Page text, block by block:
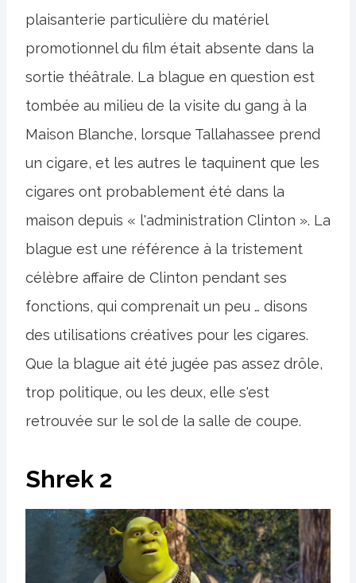
plaisanterie particulière du matériel
promotionnel du film était absente dans la
sortie théâtrale. La blague en question est
tombée au milieu de la visite du gang à la
Maison Blanche, lorsque Tallahassee prend
un cigare, et les autres le taquinent que les
cigares ont probablement été dans la
maison depuis « l'administration Clinton ». La
blague est une référence à la tristement
célèbre affaire de Clinton pendant ses
fonctions, qui comprenait un peu … disons
des utilisations créatives pour les cigares.
Que la blague ait été jugée pas assez drôle,
trop politique, ou les deux, elle s'est
retrouvée sur le sol de la salle de coupe.
Shrek 2